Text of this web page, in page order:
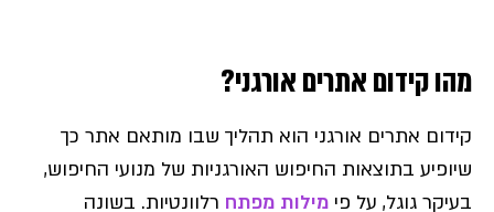
מהו קידום אתרים אורגני?
קידום אתרים אורגני הוא תהליך שבו מותאם אתר כך
שיופיע בתוצאות החיפוש האורגניות של מנועי החיפוש,
בעיקר גוגל, על פי מילות מפתח רלוונטיות. בשונה